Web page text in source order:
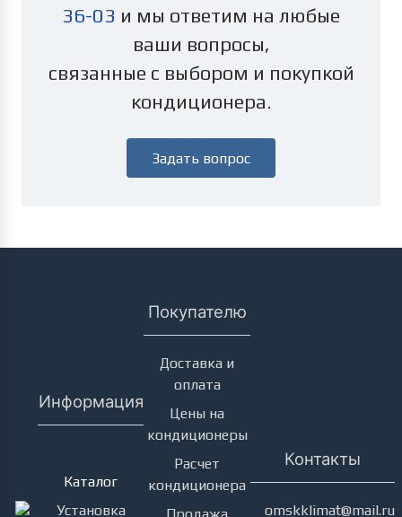
36-03 и мы ответим на любые
ваши вопросы,
связанные с выбором и покупкой
кондиционера.
Задать вопрос
Информация
Каталог
Установка
Покупателю
Доставка и
оплата
Цены на
кондиционеры
Расчет
кондиционера
Контакты
omskklimat@mail.ru